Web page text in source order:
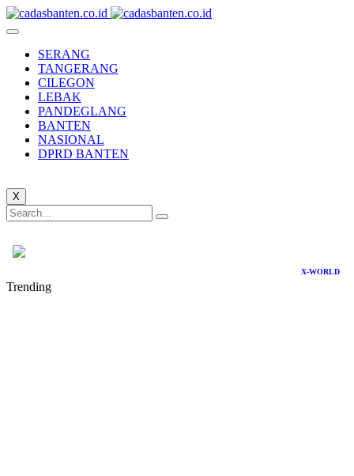
SERANG
TANGERANG
CILEGON
LEBAK
PANDEGLANG
BANTEN
NASIONAL
DPRD BANTEN
X
X-WORLD
Trending